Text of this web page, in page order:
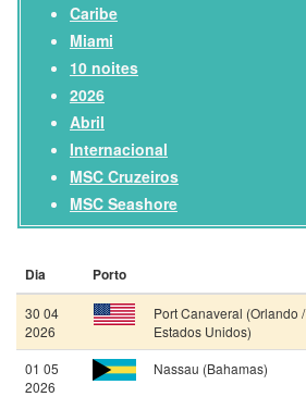
Caribe
Miami
10 noites
2026
Abril
Internacional
MSC Cruzeiros
MSC Seashore
Dia Porto
30 04
2026
Port Canaveral (Orlando /
Estados Unidos)
01 05
2026
Nassau (Bahamas)